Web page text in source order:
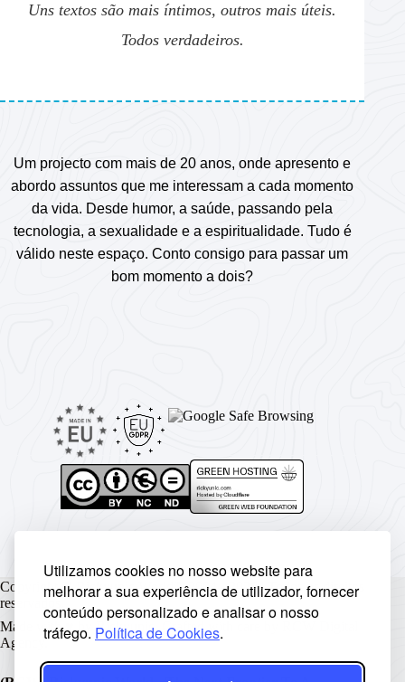
Utilizamos cookies no nosso website para
melhorar a sua experiência de utilizador, fornecer
conteúdo personalizado e analisar o nosso
tráfego. Política de Cookies.
Uns textos são mais íntimos, outros mais úteis.
Todos verdadeiros.
Um projecto com mais de 20 anos, onde apresento e
abordo assuntos que me interessam a cada momento
da vida. Desde humor, a saúde, passando pela
tecnologia, a sexualidade e a espiritualidade. Tudo é
válido neste espaço. Conto consigo para passar um
bom momento a dois?
Copyright © Rickyunic World® 2004 - 2026 | Todos os direitos
reservados.
Made with ♥ by Rickyunic . Crafted with care by
Agency .